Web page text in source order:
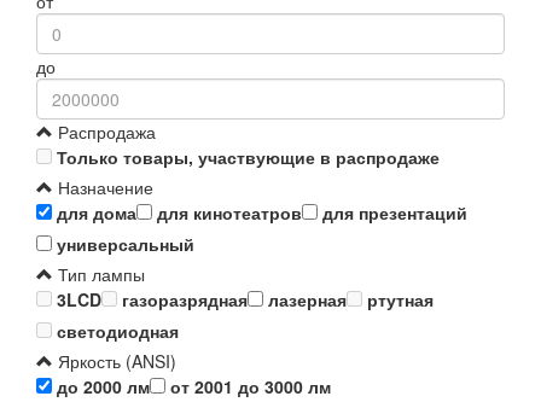
до
Распродажа
Только товары, участвующие в распродаже
Назначение
для дома
для кинотеатров
для презентаций
универсальный
Тип лампы
3LCD
газоразрядная лазерная
ртутная
светодиодная
Яркость (ANSI)
до 2000 лм
от 2001 до 3000 лм